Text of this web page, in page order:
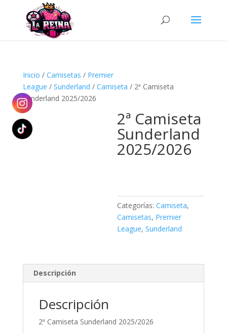
Búsqueda
productos
Inicio / Camisetas / Premier
League / Sunderland / Camiseta / 2ª Camiseta
Sunderland 2025/2026
2ª Camiseta
Sunderland
2025/2026
Categorías:Camiseta,
Camisetas, Premier
League,Sunderland
Descripción
Descripción
2ª Camiseta Sunderland 2025/2026